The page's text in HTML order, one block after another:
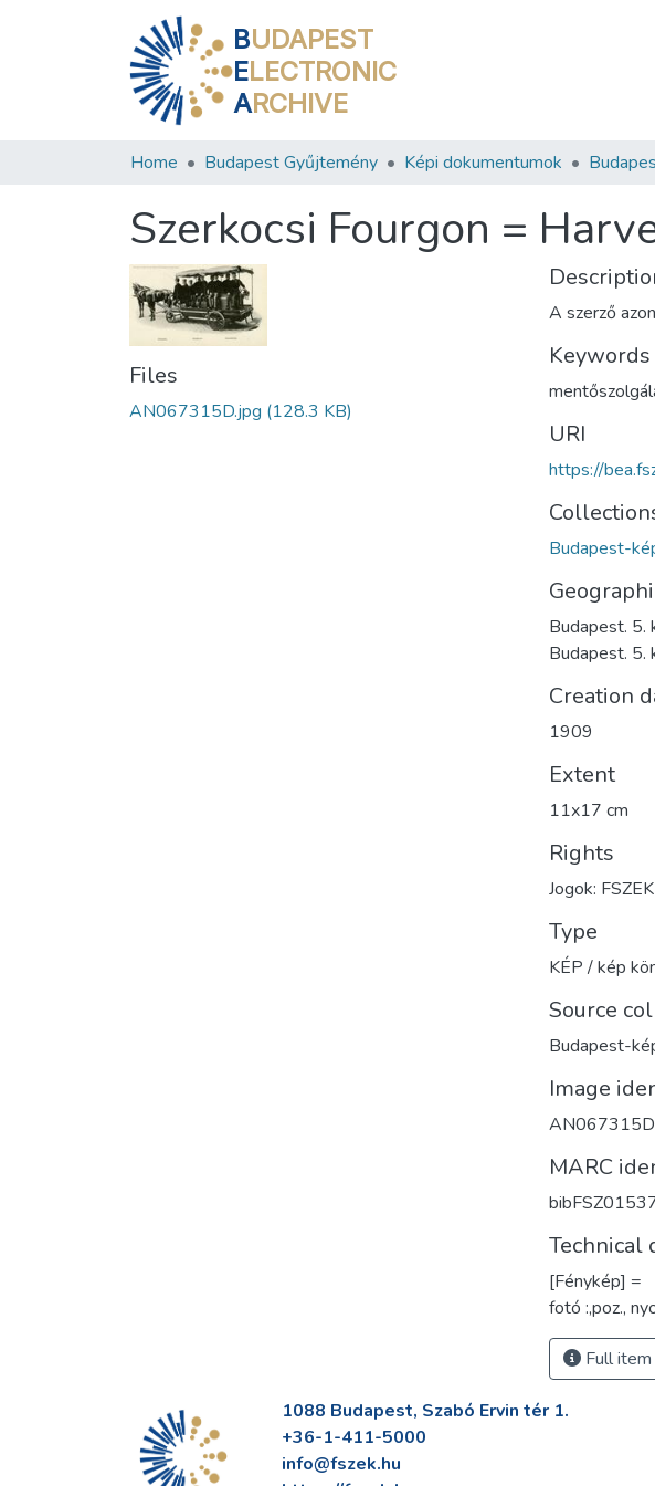
BUDAPEST
ELECTRONIC
ARCHIVE
Home Budapest Gyűjtemény Képi dokumentumok
Szerkocsi Fourgon =
Files
AN067315D.jpg (128.3 KB)
A szerző
Keywords
URI
https://
Budapest-
Budapest. 5.
Budapest. 5.
Creation
1909
Extent
11x17 cm
Rights
Jogok: FSZEK
Type
KÉP / kép
Source
Budapest-
Image
AN067315D
MARC
Technical
[Fénykép] =
fotó :,poz.,
Full
1088 Budapest, Szabó Ervin tér 1.
+36-1-411-5000
info@fszek.hu